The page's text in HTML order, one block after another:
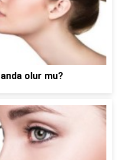
olur mu?